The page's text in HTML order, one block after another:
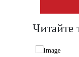
Читайте